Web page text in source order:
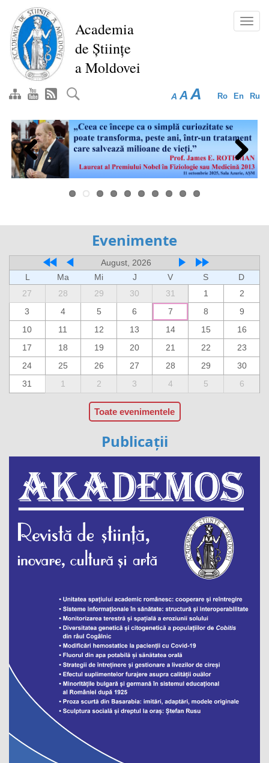
Перейти
основному
содержанию
Academia
de Științe
a Moldovei
Ro En Ru
A A A
Previous Next
Evenimente
August, 2026
L
Ma Mi J V S
D
27
28 29 30 31 1
2
3
4 5 6 7 8
9
10
11 12 13 14 15
16
17
18 19 20 21 22
23
24
25 26 27 28 29
30
31
1 2 3 4 5 6
Toate evenimentele
Publicații